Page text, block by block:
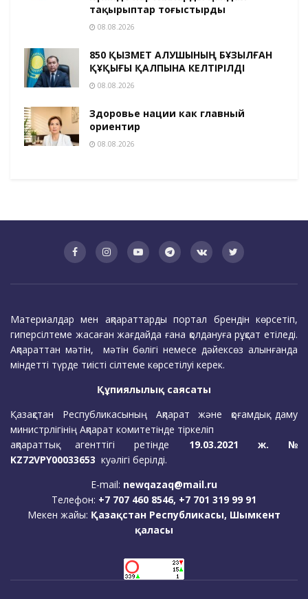
тақырыптар тоғыстырды
08.08.2026
850 ҚЫЗМЕТ АЛУШЫНЫҢ БҰЗЫЛҒАН
ҚҰҚЫҒЫ ҚАЛПЫНА КЕЛТІРІЛДІ
08.08.2026
Здоровье нации как главный
ориентир
08.08.2026
Материалдар мен ақпараттарды портал брендін көрсетіп,
гиперсілтеме жасаған жағдайда ғана қолдануға рұқсат етіледі.
Ақпараттан мәтін, мәтін бөлігі немесе дәйексөз алынғанда
міндетті түрде тиісті сілтеме көрсетілуі керек.
Құпиялылық саясаты
Қазақстан Республикасының Ақпарат және қоғамдық даму
министрлігінің Ақпарат комитетінде тіркеліп
ақпараттық агенттігі ретінде 19.03.2021 ж. №
KZ72VPY00033653 куәлігі берілді.
E-mail: newqazaq@mail.ru
Телефон: +7 707 460 8546, +7 701 319 99 91
Мекен жайы: Қазақстан Республикасы, Шымкент
қаласы